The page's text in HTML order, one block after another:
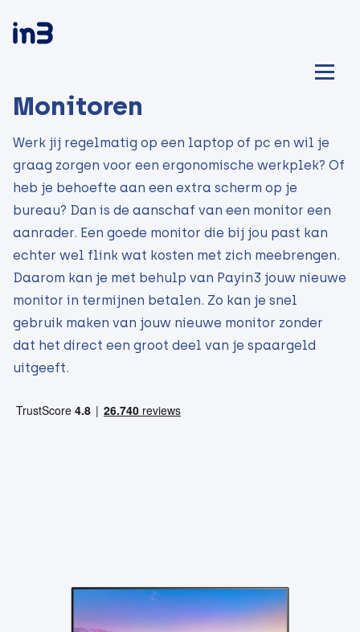
Monitoren
Werk jij regelmatig op een laptop of pc en wil je
graag zorgen voor een ergonomische werkplek? Of
heb je behoefte aan een extra scherm op je
bureau? Dan is de aanschaf van een monitor een
aanrader. Een goede monitor die bij jou past kan
echter wel flink wat kosten met zich meebrengen.
Daarom kan je met behulp van Payin3 jouw nieuwe
monitor in termijnen betalen. Zo kan je snel
gebruik maken van jouw nieuwe monitor zonder
dat het direct een groot deel van je spaargeld
uitgeeft.